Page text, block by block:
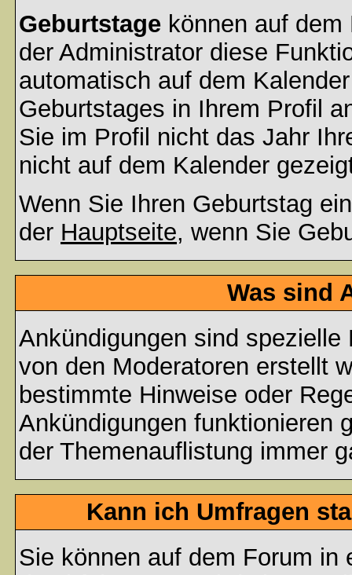
Geburtstage können auf
der Administrator diese
automatisch auf dem
Geburtstages in Ihrem Profil
Sie im Profil nicht das Jahr
nicht auf dem Kalender
Wenn Sie Ihren Geburtstag
der Hauptseite, wenn Sie
Was sind
Ankündigungen sind
von den Moderatoren erstellt
bestimmte Hinweise oder
Ankündigungen funktionieren
der Themenauflistung immer
Kann ich Umfragen
Sie können auf dem Forum in